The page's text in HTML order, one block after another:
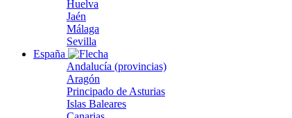
Huelva
Jaén
Málaga
Sevilla
España
Andalucía (provincias)
Aragón
Principado de Asturias
Islas Baleares